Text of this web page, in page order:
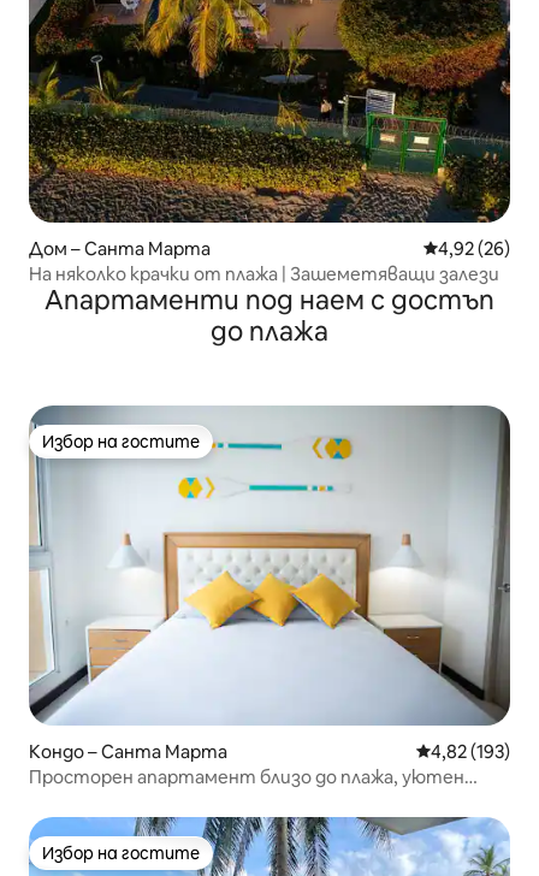
Дом – Санта Марта Средна
4,92 (26)
На няколко крачки от плажа | Зашеметяващи залези
Апартаменти под наем с достъп
до плажа
Избор на гостите
Избор на гостите
Кондо – Санта Марта Средна
4,82 (193)
Просторен апартамент близо до плажа, уютен
Избор на гостите
Избор на гостите